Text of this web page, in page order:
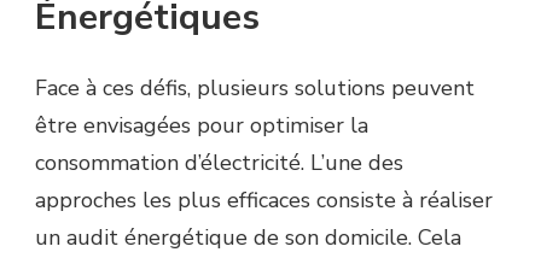
Énergétiques
Face à ces défis, plusieurs solutions peuvent
être envisagées pour optimiser la
consommation d’électricité. L’une des
approches les plus efficaces consiste à réaliser
un audit énergétique de son domicile. Cela